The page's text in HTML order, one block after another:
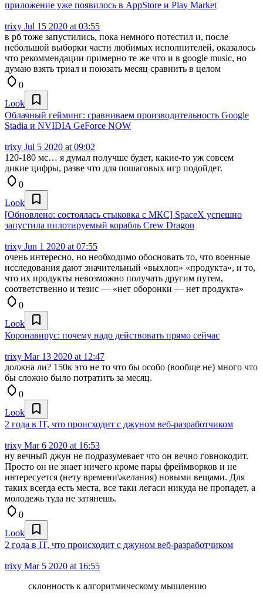
приложение уже появилось в AppStore и Play Market
trixy Jul 15 2020 at 03:55
в рб тоже запустились, пока немного потестил и, после
небольшой выборки части любимых исполнителей, оказалось
что рекоммендации примерно те же что и в google music, но
думаю взять триал и поюзать месяц сравнить в целом
0
Look
Облачный гейминг: сравниваем производительность Google
Stadia и NVIDIA GeForce NOW
trixy Jul 5 2020 at 09:02
120-180 мс… я думал получше будет, какие-то уж совсем
дикие цифры, разве что для пошаговых игр подойдет.
0
Look
[Обновлено: состоялась стыковка с МКС] SpaceX успешно
запустила пилотируемый корабль Crew Dragon
trixy Jun 1 2020 at 07:55
очень интересно, но необходимо обосновать то, что военные
исследования дают значительный «выхлоп» «продукта», и то,
что их продукты невозможно получать другим путем,
соответственно и тезис — «нет оборонки — нет продукта»
0
Look
Коронавирус: почему надо действовать прямо сейчас
trixy Mar 13 2020 at 12:47
должна ли? 150к это не то что бы особо (вообще не) много что
бы сложно было потратить за месяц.
0
Look
2 года в IT, что происходит с джуном веб-разработчиком
trixy Mar 6 2020 at 16:53
ну вечный джун не подразумевает что он вечно говнокодит.
Просто он не знает ничего кроме пары фреймворков и не
интересуется (нету времени\желания) новыми вещами. Для
таких всегда есть места, все таки легаси никуда не пропадет, а
молодежь туда не затянешь.
0
Look
2 года в IT, что происходит с джуном веб-разработчиком
trixy Mar 5 2020 at 16:55
склонность к алгоритмическому мышлению